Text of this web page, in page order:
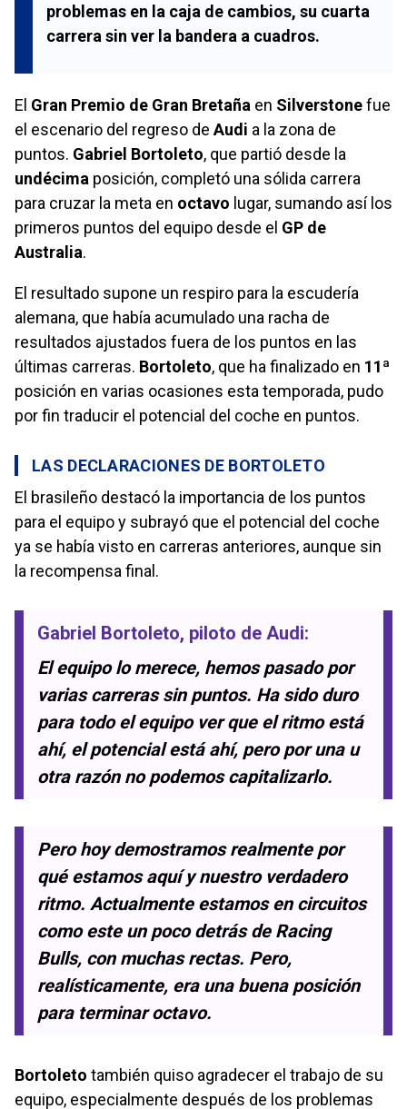
problemas en la caja de cambios, su cuarta
carrera sin ver la bandera a cuadros.
El Gran Premio de Gran Bretaña en Silverstonefue
el escenario del regreso de Audi a la zona de
puntos. Gabriel Bortoleto, que partió desde la
undécima posición, completó una sólida carrera
para cruzar la meta en octavo lugar, sumando así los
primeros puntos del equipo desde el GP de
Australia.
El resultado supone un respiro para la escudería
alemana, que había acumulado una racha de
resultados ajustados fuera de los puntos en las
últimas carreras. Bortoleto, que ha finalizado en 11ª
posición en varias ocasiones esta temporada, pudo
por fin traducir el potencial del coche en puntos.
LAS DECLARACIONES DE BORTOLETO
El brasileño destacó la importancia de los puntos
para el equipo y subrayó que el potencial del coche
ya se había visto en carreras anteriores, aunque sin
la recompensa final.
Gabriel Bortoleto, piloto de Audi:
El equipo lo merece, hemos pasado por
varias carreras sin puntos. Ha sido duro
para todo el equipo ver que el ritmo está
ahí, el potencial está ahí, pero por una u
otra razón no podemos capitalizarlo.
Pero hoy demostramos realmente por
qué estamos aquí y nuestro verdadero
ritmo. Actualmente estamos en circuitos
como este un poco detrás de Racing
Bulls, con muchas rectas. Pero,
realísticamente, era una buena posición
para terminar octavo.
Bortoleto también quiso agradecer el trabajo de su
equipo, especialmente después de los problemas